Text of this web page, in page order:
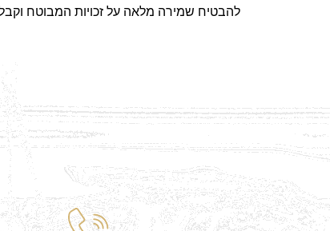
להבטיח שמירה מלאה על זכויות המבוטח